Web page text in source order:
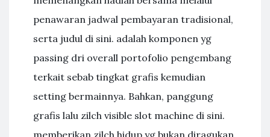
penawaran jadwal pembayaran tradisional,
serta judul di sini. adalah komponen yg
passing dri overall portofolio pengembang
terkait sebab tingkat grafis kemudian
setting bermainnya. Bahkan, panggung
grafis lalu zilch visible slot machine di sini.
memberikan zilch hidup yg bukan diragukan